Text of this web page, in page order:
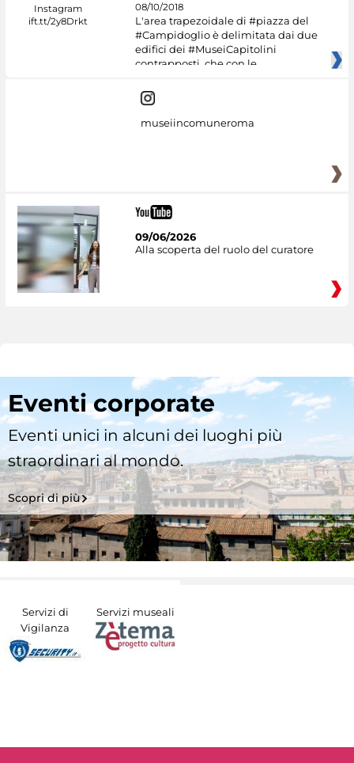
08/10/2018
L'area trapezoidale di #piazza del
#Campidoglio è delimitata dai due
edifici dei #MuseiCapitolini
contrapposti, che con le
museiincomuneroma
09/06/2026
Alla scoperta del ruolo del curatore
Eventi corporate
Eventi unici in alcuni dei luoghi più
straordinari al mondo.
Scopri di più
Servizi di
Vigilanza
Servizi museali